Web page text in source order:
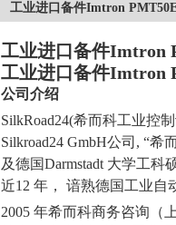
工业进口备件Imtron
工业进口备件Imtron
工业进口备件Imtron
公司介绍
SilkRoad24(希而科工业控
Silkroad24 GmbH公司 , “希
及德国Darmstadt 大学工科
近12 年， 谙熟德国工业自
2005 年希而科商务咨询（